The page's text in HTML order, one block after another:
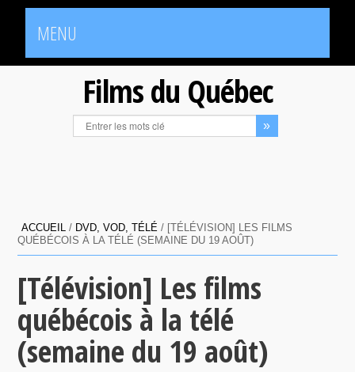
MENU
Films du Québec
ACCUEIL / DVD, VOD, TÉLÉ / [TÉLÉVISION] LES FILMS
QUÉBÉCOIS À LA TÉLÉ (SEMAINE DU 19 AOÛT)
[Télévision] Les films
québécois à la télé
(semaine du 19 août)